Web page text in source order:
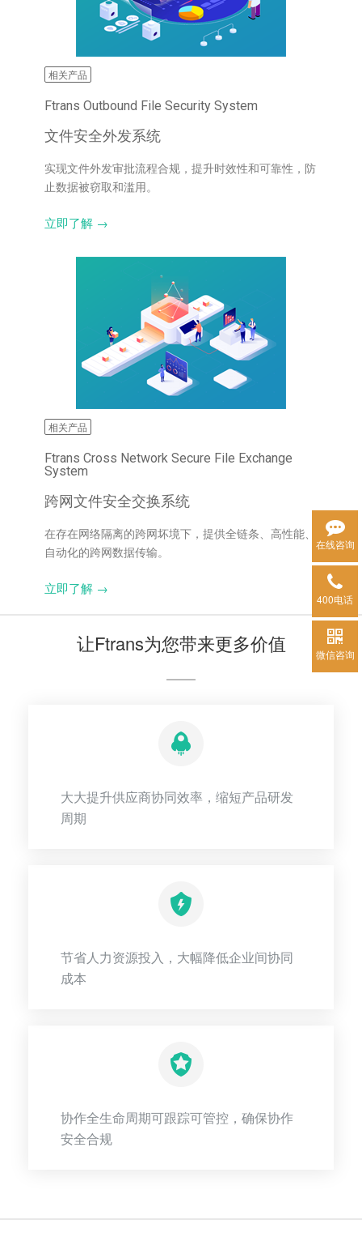
相关产品
Ftrans Outbound File Security System
文件安全外发系统
实现文件外发审批流程合规，提升时效性和可靠性，防
止数据被窃取和滥用。
立即了解 →
相关产品
Ftrans Cross Network Secure File Exchange
System
跨网文件安全交换系统
在存在网络隔离的跨网坏境下，提供全链条、高性能、
自动化的跨网数据传输。
立即了解 →
让Ftrans为您带来更多价值
大大提升供应商协同效率，缩短产品研发
周期
节省人力资源投入，大幅降低企业间协同
成本
协作全生命周期可跟踪可管控，确保协作
安全合规
在线咨询
400电话
微信咨询